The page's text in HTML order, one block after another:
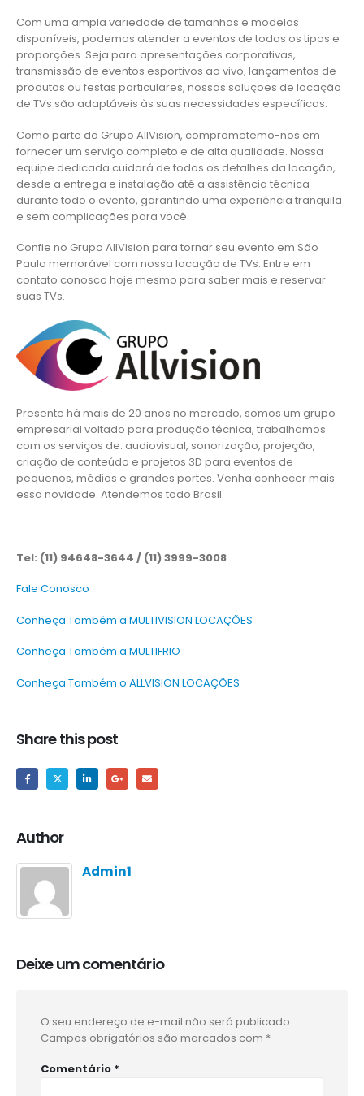
Com uma ampla variedade de tamanhos e modelos
disponíveis, podemos atender a eventos de todos os tipos e
proporções. Seja para apresentações corporativas,
transmissão de eventos esportivos ao vivo, lançamentos de
produtos ou festas particulares, nossas soluções de locação
de TVs são adaptáveis às suas necessidades específicas.
Como parte do Grupo AllVision, comprometemo-nos em
fornecer um serviço completo e de alta qualidade. Nossa
equipe dedicada cuidará de todos os detalhes da locação,
desde a entrega e instalação até a assistência técnica
durante todo o evento, garantindo uma experiência tranquila
e sem complicações para você.
Confie no Grupo AllVision para tornar seu evento em São
Paulo memorável com nossa locação de TVs. Entre em
contato conosco hoje mesmo para saber mais e reservar
suas TVs.
Presente há mais de 20 anos no mercado, somos um grupo
empresarial voltado para produção técnica, trabalhamos
com os serviços de: audiovisual, sonorização, projeção,
criação de conteúdo e projetos 3D para eventos de
pequenos, médios e grandes portes. Venha conhecer mais
essa novidade. Atendemos todo Brasil.
Tel: (11) 94648-3644 / (11) 3999-3008
Fale Conosco
Conheça Também a MULTIVISION LOCAÇÕES
Conheça Também a MULTIFRIO
Conheça Também o ALLVISION LOCAÇÕES
Share this post
Author
Admin1
Deixe um comentário
O seu endereço de e-mail não será publicado.
Campos obrigatórios são marcados com *
Comentário *